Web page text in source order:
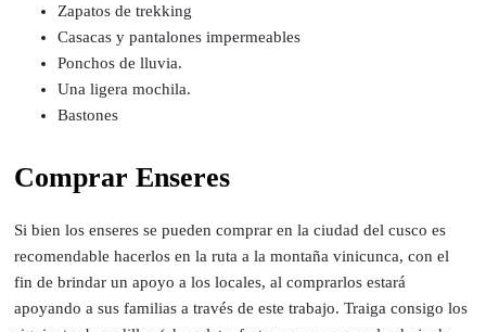
Zapatos de trekking
Casacas y pantalones impermeables
Ponchos de lluvia.
Una ligera mochila.
Bastones
Comprar Enseres
Si bien los enseres se pueden comprar en la ciudad del cusco es
recomendable hacerlos en la ruta a la montaña vinicunca, con el
fin de brindar un apoyo a los locales, al comprarlos estará
apoyando a sus familias a través de este trabajo. Traiga consigo los